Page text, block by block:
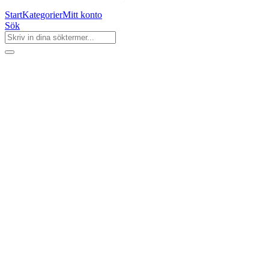
StartKategorierMitt konto
Sök